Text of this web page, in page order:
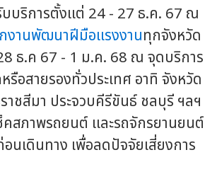
บบริการตั้งแต่ 24 - 27 ธ.ค. 67 ณ
งานพัฒนาฝีมือแรงงานทุกจังหวัด
ธ.ค 67 - 1 ม.ค. 68 ณ จุดบริการ
อสายรองทั่วประเทศ อาทิ จังหวัด
าชสีมา ประจวบคีรีขันธ์ ชลบุรี ฯลฯ
คสภาพรถยนต์ และรถจักรยานยนต์
นเดินทาง เพื่อลดปัจจัยเสี่ยงการ